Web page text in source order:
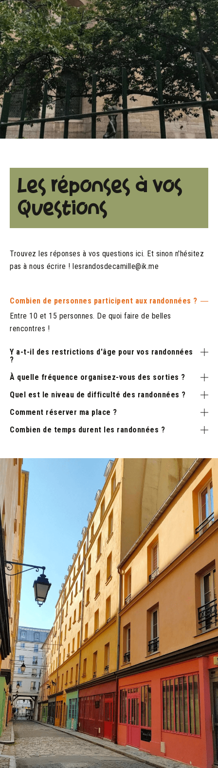
Les réponses à vos
Questions
Trouvez les réponses à vos questions ici. Et sinon n'hésitez
pas à nous écrire ! lesrandosdecamille@ik.me
Combien de personnes participent aux randonnées ?
Entre 10 et 15 personnes. De quoi faire de belles
rencontres !
Y a-t-il des restrictions d'âge pour vos randonnées
?
À quelle fréquence organisez-vous des sorties ?
Quel est le niveau de difficulté des randonnées ?
Comment réserver ma place ?
Combien de temps durent les randonnées ?